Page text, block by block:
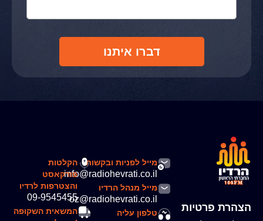
דברו איתנו
הצהרת פרטיות
info@radiohevrati.co.il
מייל לפניות ובקשות
oz@radiohevrati.co.il
מייל מנהל הרדיו
טלפון עליה
09-9545455
הקלטות
פודקאסט
והצטרפות לרדיו
המשאית השקופה